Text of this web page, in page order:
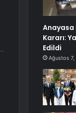
Anayasa
Kararı:
Edildi
Ağustos